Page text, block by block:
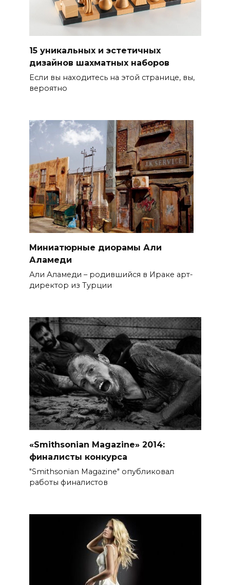
15 уникальных и эстетичных
дизайнов шахматных наборов
Если вы находитесь на этой странице, вы,
вероятно
Миниатюрные диорамы Али
Аламеди
Али Аламеди – родившийся в Ираке арт-
директор из Турции
«Smithsonian Magazine» 2014:
финалисты конкурса
"Smithsonian Magazine" опубликовал
работы финалистов